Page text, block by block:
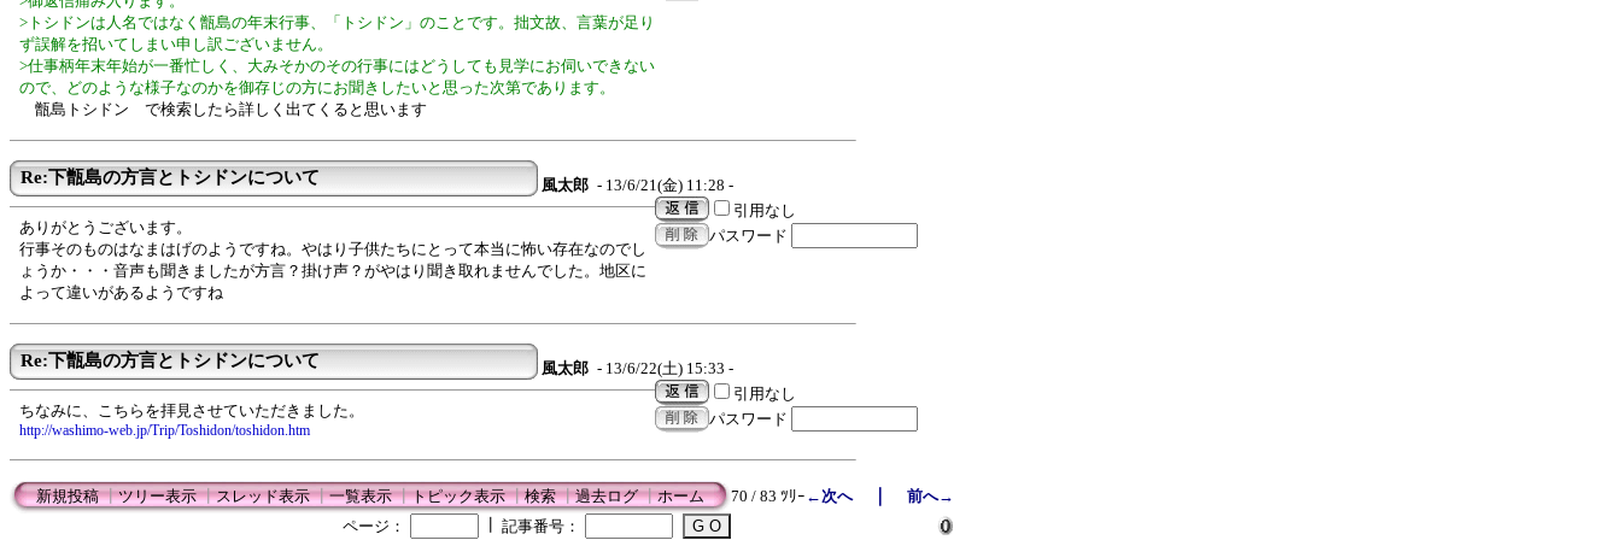
>トシドンは人名ではなく甑島の年末行事、「トシドン」のことです。拙文故、言葉が足り
ず誤解を招いてしまい申し訳ございません。
>仕事柄年末年始が一番忙しく、大みそかのその行事にはどうしても見学にお伺いできない
ので、どのような様子なのかを御存じの方にお聞きしたいと思った次第であります。
甑島トシドン で検索したら詳しく出てくると思います
Re:下甑島の方言とトシドンについて 風太郎 - 13/6/21(金) 11:28 -
引用なし
パスワード
ありがとうございます。
行事そのものはなまはげのようですね。やはり子供たちにとって本当に怖い存在なのでし
ょうか・・・音声も聞きましたが方言？掛け声？がやはり聞き取れませんでした。地区に
よって違いがあるようですね
Re:下甑島の方言とトシドンについて 風太郎 - 13/6/22(土) 15:33 -
引用なし
パスワード
ちなみに、こちらを拝見させていただきました。
http://washimo-web.jp/Trip/Toshidon/toshidon.htm
新規投稿┃ツリー表示┃スレッド表示┃一覧表示┃トピック表示┃検索┃過去ログ┃ホーム 70 / 83 ﾂﾘｰ ←次へ｜ 前へ→
ページ：
記事番号：